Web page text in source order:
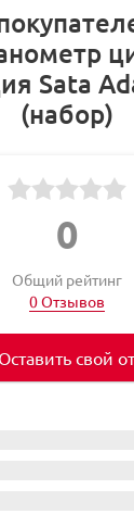
Sata
(набор)
0
Общий рейтинг
0 Отзывов
Оставить свой